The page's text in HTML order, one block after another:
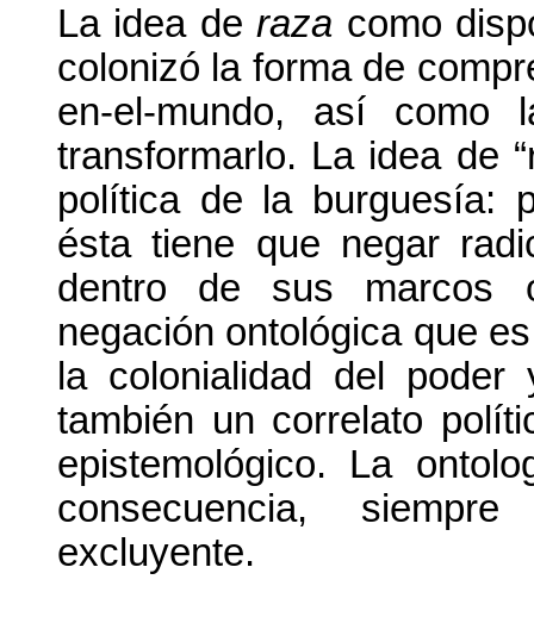
La idea deraza como
colonizó la forma de
en-el-mundo, así como
transformarlo. La idea de
política de la burguesía:
ésta tiene que negar
dentro de sus marcos
negación ontológica que
la colonialidad del
también un correlato
epistemológico. La
consecuencia,
excluyente.